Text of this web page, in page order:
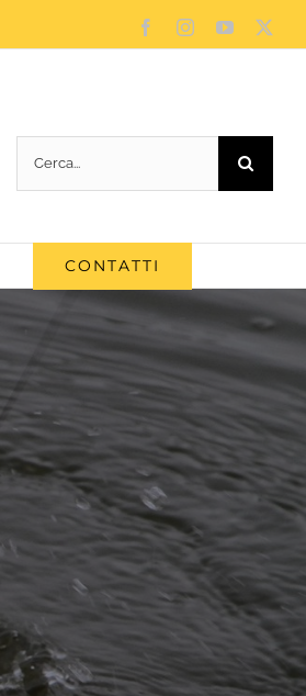
FacebookInstagramYouTube
per:
CONTATTI